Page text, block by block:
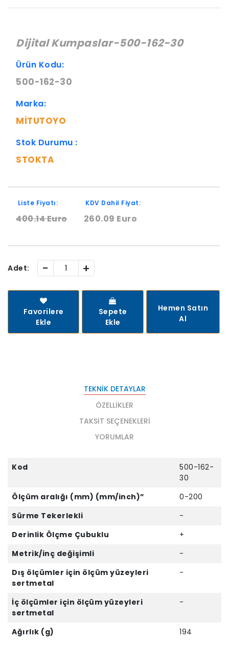
Dijital Kumpaslar-500-162-30
Ürün Kodu:
500-162-30
Marka:
MITUTOYO
Stok Durumu :
STOKTA
Liste Fiyatı:
400.14 Euro
KDV Dahil Fiyat:
260.09 Euro
Adet: - +
Favorilere
Ekle
Sepete
Ekle
Hemen Satın
Al
TEKNIK DETAYLAR
ÖZELLIKLER
TAKSIT SEÇENEKLERI
YORUMLAR
Kod
500-162-
30
Ölçüm aralığı (mm) (mm/inch)”
0-200
Sürme Tekerlekli
-
Derinlik Ölçme Çubuklu
+
Metrik/inç değişimli
-
Dış ölçümler için ölçüm yüzeyleri
sertmetal
-
İç ölçümler için ölçüm yüzeyleri
sertmetal
-
Ağırlık (g) 194